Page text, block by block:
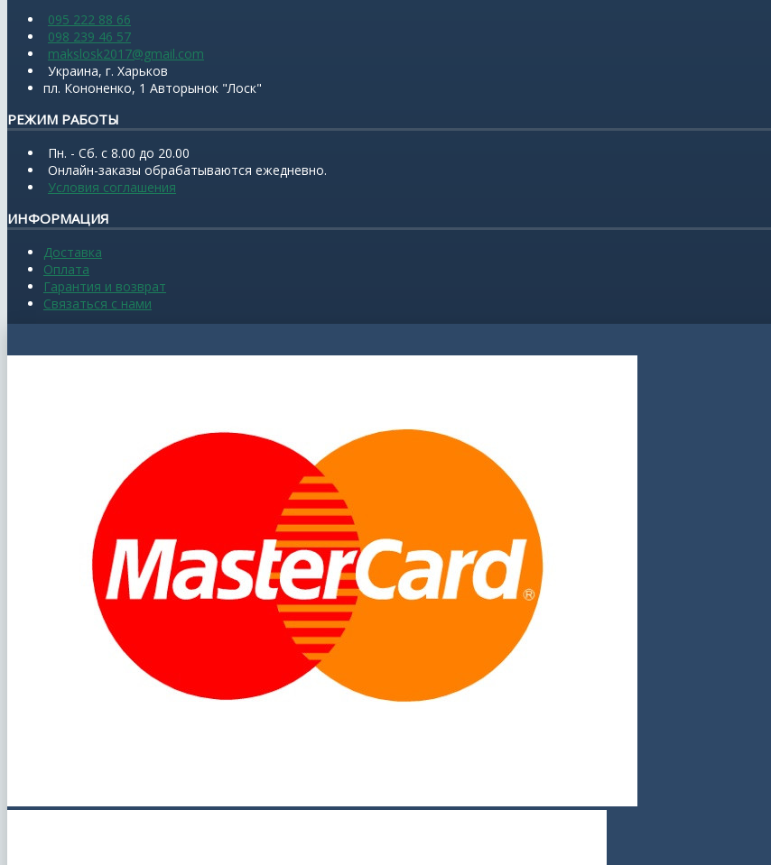
095 222 88 66
098 239 46 57
makslosk2017@gmail.com
Украина, г. Харьков
пл. Кононенко, 1 Авторынок "Лоск"
РЕЖИМ РАБОТЫ
Пн. - Сб. с 8.00 до 20.00
Онлайн-заказы обрабатываются ежедневно.
Условия соглашения
ИНФОРМАЦИЯ
Доставка
Оплата
Гарантия и возврат
Связаться с нами